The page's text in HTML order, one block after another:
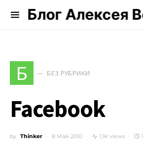
Блог Алексея
Search for:
Б БЕЗ РУБРИКИ
Facebook
by Thinker 8 Май 2010 1,1K views